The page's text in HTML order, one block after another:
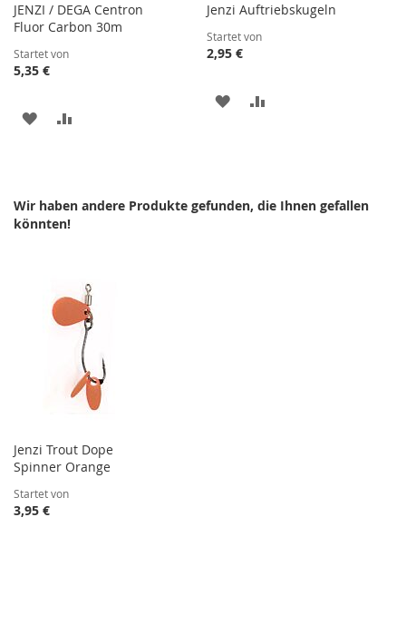
JENZI / DEGA Centron
Fluor Carbon 30m
Startet von
5,35 €
ZUR
Jenzi Auftriebskugeln
Startet von
2,95 €
ZUR
Wir haben andere Produkte gefunden, die Ihnen gefallen
könnten!
Jenzi Trout Dope
Spinner Orange
Startet von
3,95 €